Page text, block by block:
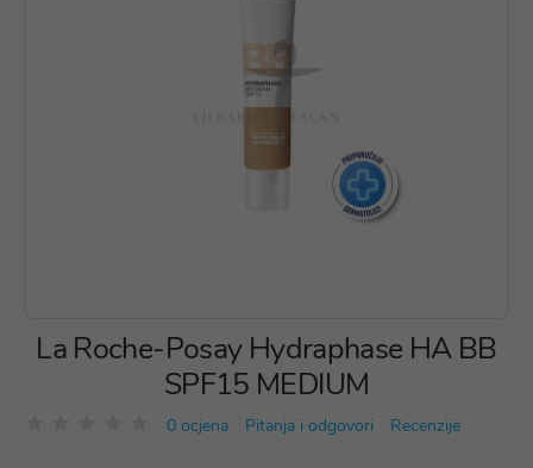
La Roche-Posay Hydraphase HA BB
SPF15 MEDIUM
0 ocjena Pitanja i odgovori Recenzije